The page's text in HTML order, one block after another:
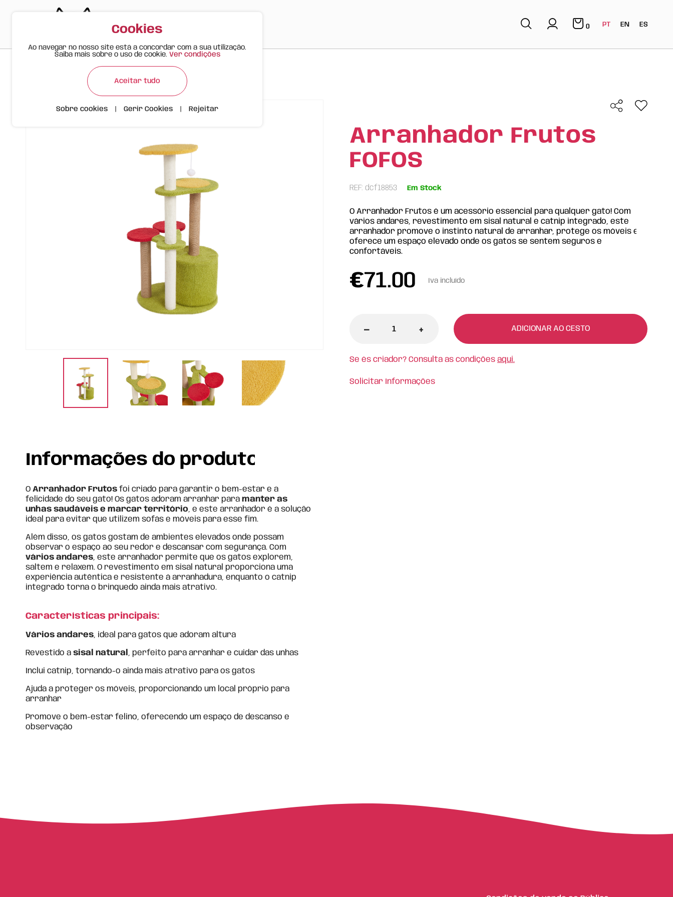
0 PT EN ES
Produtos > > Arranhador Frutos FOFOS
Arranhador Frutos
FOFOS
REF: dcf18853 Em Stock
O Arranhador Frutos é um acessório essencial para qualquer gato! Com
vários andares, revestimento em sisal natural e catnip integrado, este
arranhador promove o instinto natural de arranhar, protege os móveis e
oferece um espaço elevado onde os gatos se sentem seguros e
confortáveis.
€71.00 Iva incluído
- + ADICIONAR AO CESTO
Se és criador? Consulta as condições aqui.
Solicitar Informações
Informações do produto
OArranhador Frutos foi criado para garantir o bem-estar e a
felicidade do seu gato! Os gatos adoram arranhar paramanter as
unhas saudáveis e marcar território, e este arranhador é a solução
ideal para evitar que utilizem sofás e móveis para esse fim.
Além disso, os gatos gostam de ambientes elevados onde possam
observar o espaço ao seu redor e descansar com segurança. Com
vários andares, este arranhador permite que os gatos explorem,
saltem e relaxem. O revestimento em sisal natural proporciona uma
experiência autêntica e resistente à arranhadura, enquanto o catnip
integrado torna o brinquedo ainda mais atrativo.
Características principais:
Vários andares, ideal para gatos que adoram altura
Revestido a sisal natural , perfeito para arranhar e cuidar das unhas
Inclui catnip, tornando-o ainda mais atrativo para os gatos
Ajuda a proteger os móveis, proporcionando um local próprio para
arranhar
Promove o bem-estar felino, oferecendo um espaço de descanso e
observação
Cookies
Ao navegar no nosso site está a concordar com a sua utilização.
Saiba mais sobre o uso de cookie. Ver condições
Aceitar tudo
Sobre cookies Gerir Cookies Rejeitar